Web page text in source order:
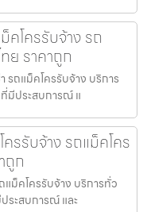
คโครรับจ้าง รถ
ย ราคาถูก
รถแม็คโครรับจ้าง บริการ
มีประสบการณ์ แ
รรับจ้าง รถแม็คโคร
ถูก
แม็คโครรับจ้าง บริการทั่ว
ระสบการณ์ และ